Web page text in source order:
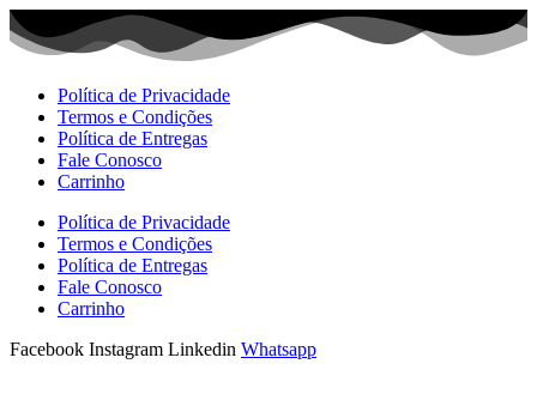
Ir
para
Política de Privacidade
Termos e Condições
Política de Entregas
Fale Conosco
Carrinho
Política de Privacidade
Termos e Condições
Política de Entregas
Fale Conosco
Carrinho
Facebook Instagram Linkedin Whatsapp